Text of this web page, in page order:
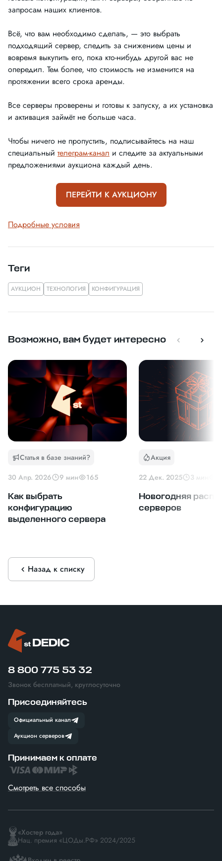
запросам наших клиентов.
Всё, что вам необходимо сделать, — это выбрать
подходящий сервер, следить за снижением цены и
вовремя выкупить его, пока кто-нибудь другой вас не
опередил. Тем более, что стоимость не изменится на
протяжении всего срока аренды.
Все серверы проверены и готовы к запуску, а их установка
и активация займёт не больше часа.
Чтобы ничего не пропустить, подписывайтесь на наш
специальный телеграм-канал и следите за актуальными
предложениями аукциона каждый день.
ПЕРЕЙТИ К АУКЦИОНУ
Подробные условия
Теги
АУКЦИОН ТЕХНОЛОГИЯ КОНФИГУРАЦИЯ
Возможно, вам будет интересно
Статья в базе знаний?
30 Апр. 2026
9 мин 165
Как выбрать
конфигурацию
выделенного сервера
Акция
22 Дек. 2025
3 мин
Новогодняя
серверов
Назад к списку
8 800 775 53 32
Звонок бесплатный, круглосуточно
Присоединяйтесь
Официальный канал
Аукцион серверов
Принимаем к оплате
Смотреть все способы
«Хостер года»
Нац. премия «ЦОДы.РФ» 2024/2025